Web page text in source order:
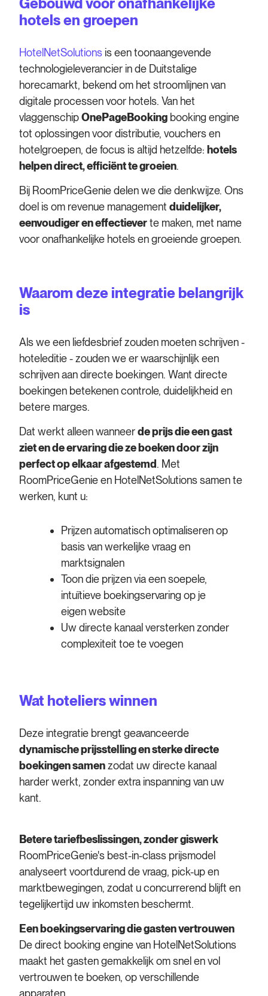
hotels en groepen
HotelNetSolutionsis een toonaangevende
technologieleverancier in de Duitstalige
horecamarkt, bekend om het stroomlijnen van
digitale processen voor hotels. Van het
vlaggenschipOnePageBooking booking engine
tot oplossingen voor distributie, vouchers en
hotelgroepen, de focus is altijd hetzelfde:hotels
helpen direct, efficiënt te groeien.
Bij RoomPriceGenie delen we die denkwijze. Ons
doel is om revenue managementduidelijker,
eenvoudiger en effectieverte maken, met name
voor onafhankelijke hotels en groeiende groepen.
Waarom deze integratie belangrijk
is
Als we een liefdesbrief zouden moeten schrijven -
hoteleditie - zouden we er waarschijnlijk een
schrijven aan directe boekingen. Want directe
boekingen betekenen controle, duidelijkheid en
betere marges.
Dat werkt alleen wanneerde prijs die een gast
ziet en de ervaring die ze boeken door zijn
perfect op elkaar afgestemd . Met
RoomPriceGenie en HotelNetSolutions samen te
werken, kunt u:
Prijzen automatisch optimaliseren op
basis van werkelijke vraag en
marktsignalen
Toon die prijzen via een soepele,
intuïtieve boekingservaring op je
eigen website
Uw directe kanaal versterken zonder
complexiteit toe te voegen
Wat hoteliers winnen
Deze integratie brengt geavanceerde
dynamische prijsstelling en sterke directe
boekingen samenzodat uw directe kanaal
harder werkt, zonder extra inspanning van uw
kant.
Betere tariefbeslissingen, zonder giswerk
RoomPriceGenie's best-in-class prijsmodel
analyseert voortdurend de vraag, pick-up en
marktbewegingen, zodat u concurrerend blijft en
tegelijkertijd uw inkomsten beschermt.
Een boekingservaring die gasten vertrouwen
De direct booking engine van HotelNetSolutions
maakt het gasten gemakkelijk om snel en vol
vertrouwen te boeken, op verschillende
apparaten.